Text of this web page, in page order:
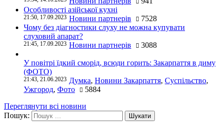
Особливості азійської кухні
21:50, 17.09.2023 Новини партнерів
7528
Чому без діагностики слуху не можна купувати
слуховий апарат?
21:45, 17.09.2023 Новини партнерів 3088
У повітрі їдкий сморід, всюди горить: Закарпаття в диму
(ФОТО)
21:43, 21.06.2023 Думка, Новини Закарпаття, Суспільство,
Ужгород, Фото
5884
Переглянути всі новини
Пошук: